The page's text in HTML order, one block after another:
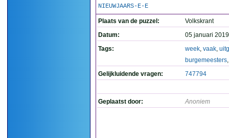
NIEUWJAARS-E-E
Plaats van de puzzel:
Volkskrant
Datum:
05 januari
Tags:
week, vaak,
burgemeesters
Gelijkluidende vragen:
747794
Geplaatst door: Anoniem